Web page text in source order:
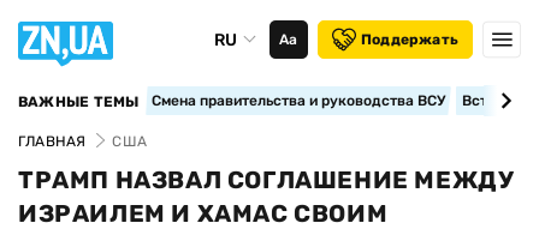
RU Аа Поддержать
ВАЖНЫЕ ТЕМЫ Смена правительства и руководства ВСУ
ГЛАВНАЯ США
ТРАМП НАЗВАЛ СОГЛАШЕНИЕ МЕЖДУ
ИЗРАИЛЕМ И ХАМАС СВОИМ